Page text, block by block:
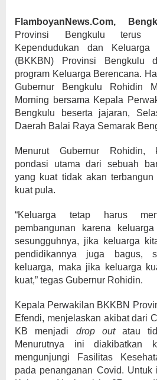
FlamboyanNews.Com,
Provinsi Bengkulu terus
Kependudukan dan Keluarga
(BKKBN) Provinsi Bengkulu
program Keluarga Berencana.
Gubernur Bengkulu Rohidin
Morning bersama Kepala
Bengkulu beserta jajaran,
Daerah Balai Raya Semarak
Menurut Gubernur Rohidin,
pondasi utama dari sebuah
yang kuat tidak akan
kuat pula.
“Keluarga tetap harus
pembangunan karena
sesungguhnya, jika keluarga
pendidikannya juga bagus,
keluarga, maka jika keluarga
kuat,” tegas Gubernur Rohidin.
Kepala Perwakilan BKKBN
Efendi, menjelaskan akibat dari
KB menjadi drop outatau
Menurutnya ini diakibatkan
mengunjungi Fasilitas
pada penanganan Covid.